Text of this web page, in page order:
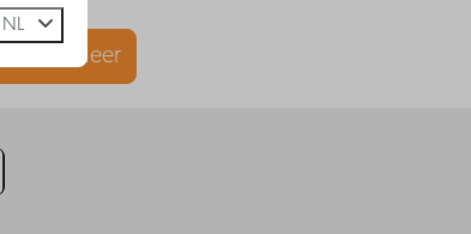
Ontdek meer
NL